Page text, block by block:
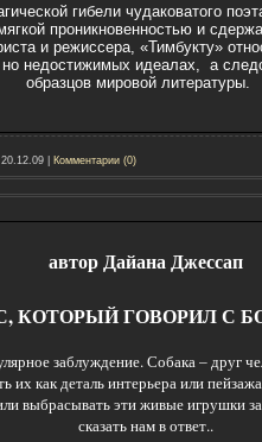
гибели чудаковатого
проникновенностью и
и режиссера, «Тимбукту»
недостижимых идеалах, а
образцов мировой литературы.
20.12.09 Комментарии (0)
автор Дайана Джессап
КОТОРЫЙ ГОВОРИЛ С
заблуждение. Собака – друг
их как деталь интерьера или
выбрасывать эти живые игрушки за
сказать нам в ответ..